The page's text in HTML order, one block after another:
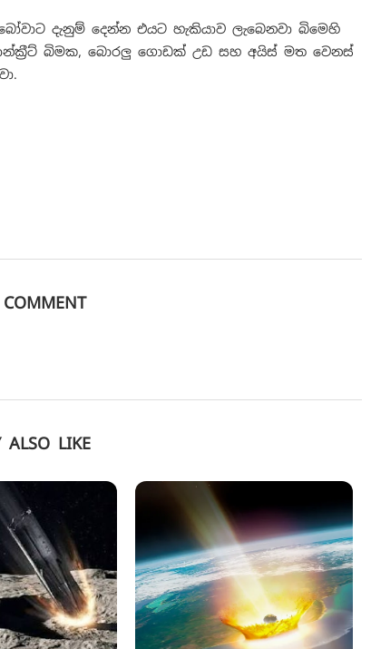
දැනුම් දෙන්න එයට හැකියාව ලැබෙනවා බිමෙහි
බිමක, බොරලු ගොඩක් උඩ සහ අයිස් මත වෙනස්
ALSO LIKE